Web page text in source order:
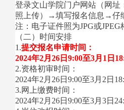
登录文山学院门户网站（网
照上传）→填写报名信息→仔
注：电子证件照为JPG或
（二）时间安排
1.提交报名申请时间：
2024年2月26日9:00至3月1日
2.资格初审时间：
2024年2月26日9:00至3月2日
3.网上缴费时间：
2024年2月26日9:00至3月3日